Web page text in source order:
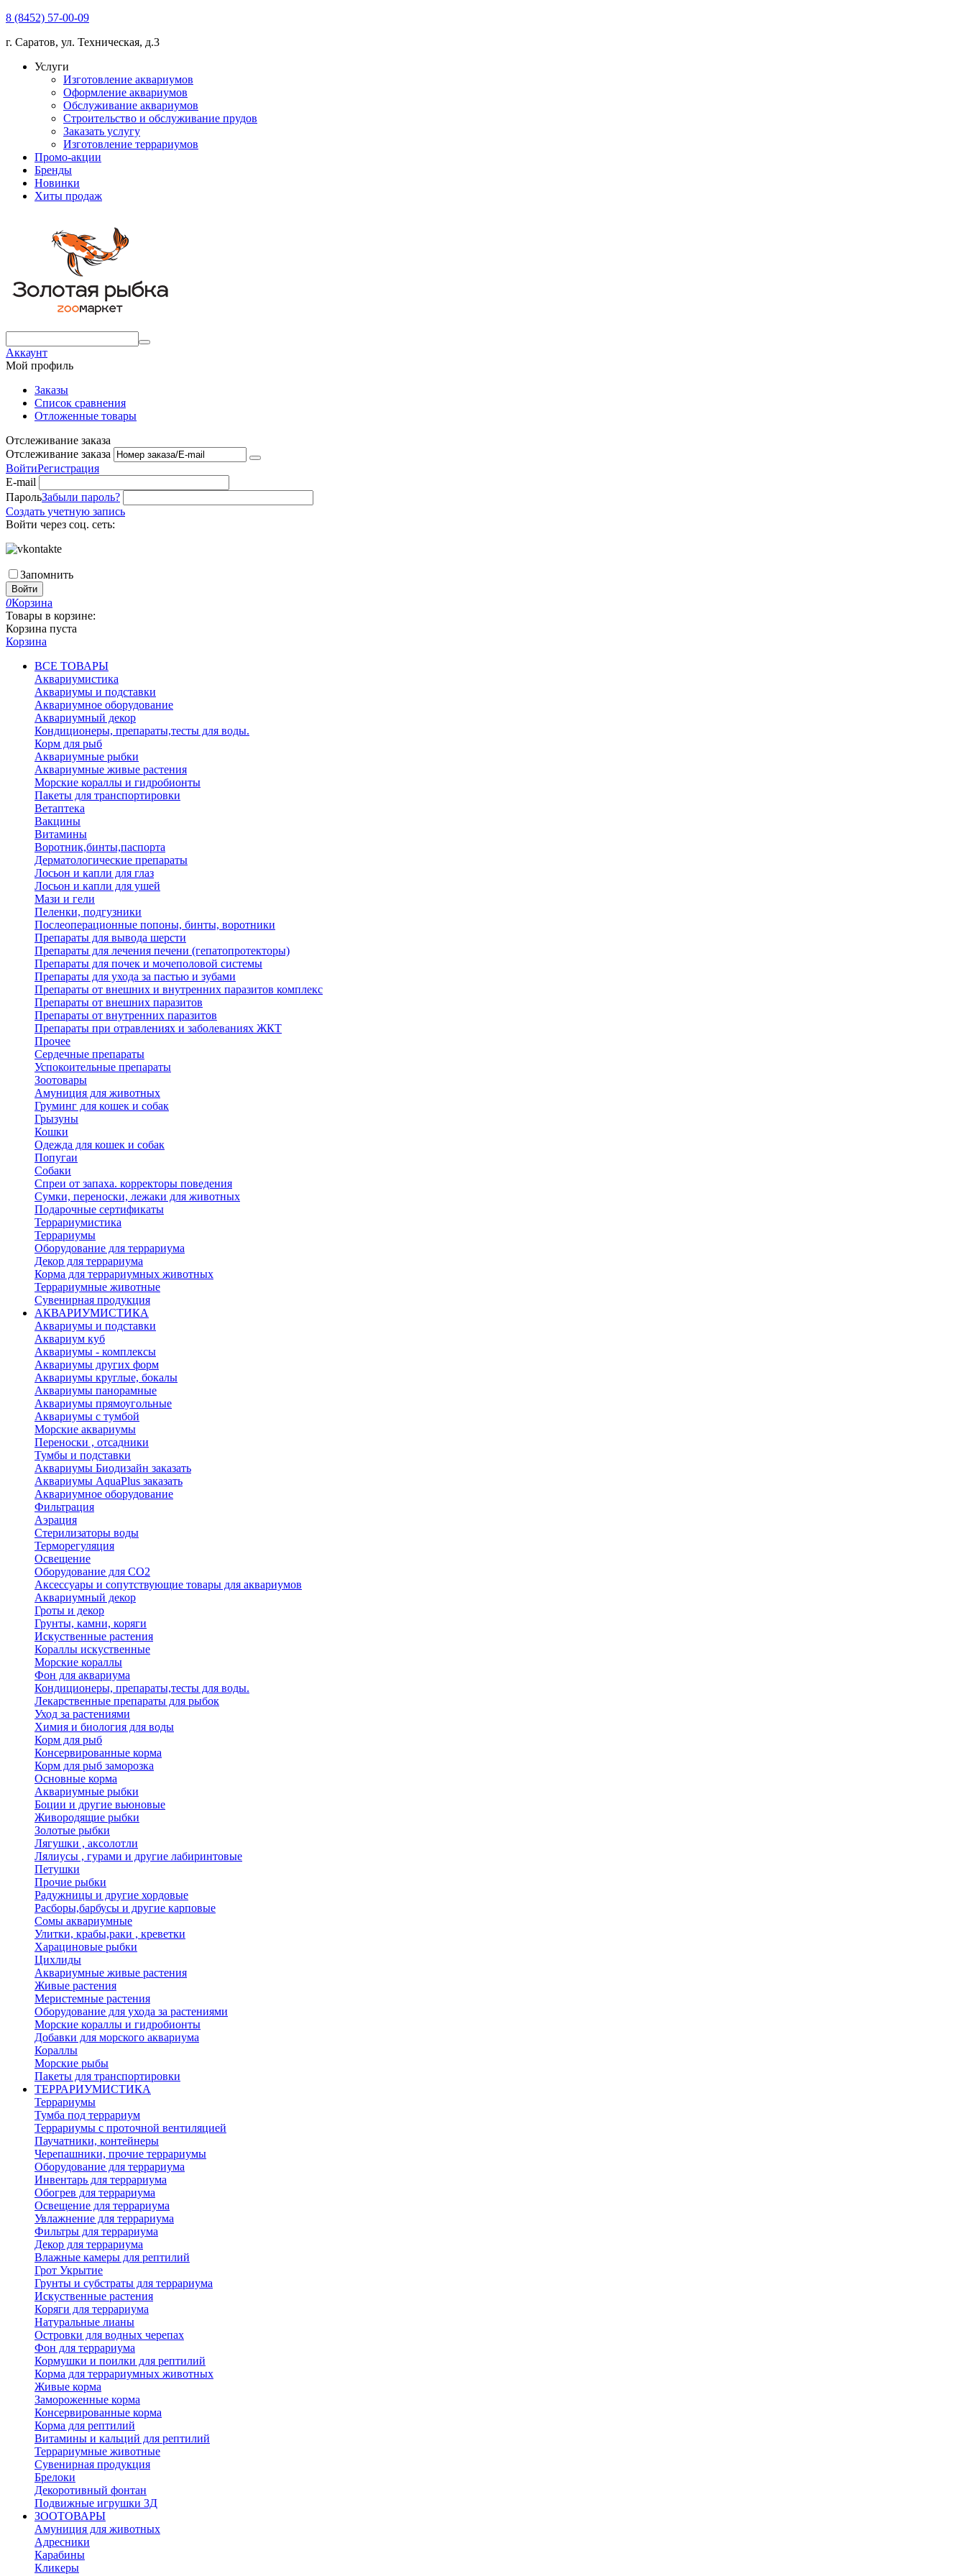
8 (8452) 57-00-09
г. Саратов, ул. Техническая, д.3
Услуги
Изготовление аквариумов
Оформление аквариумов
Обслуживание аквариумов
Строительство и обслуживание прудов
Заказать услугу
Изготовление террариумов
Промо-акции
Бренды
Новинки
Хиты продаж
Аккаунт
Мой профиль
Заказы
Список сравнения
Отложенные товары
Отслеживание заказа
Отслеживание заказа
ВойтиРегистрация
E-mail
ПарольЗабыли пароль?
Создать учетную запись
Войти через соц. сеть:
Запомнить
Войти
0Корзина
Товары в корзине:
Корзина пуста
Корзина
ВСЕ ТОВАРЫ
Аквариумистика
Аквариумы и подставки
Аквариумное оборудование
Аквариумный декор
Кондиционеры, препараты,тесты для воды.
Корм для рыб
Аквариумные рыбки
Аквариумные живые растения
Морские кораллы и гидробионты
Пакеты для транспортировки
Ветаптека
Вакцины
Витамины
Воротник,бинты,паспорта
Дерматологические препараты
Лосьон и капли для глаз
Лосьон и капли для ушей
Мази и гели
Пеленки, подгузники
Послеоперационные попоны, бинты, воротники
Препараты для вывода шерсти
Препараты для лечения печени (гепатопротекторы)
Препараты для почек и мочеполовой системы
Препараты для ухода за пастью и зубами
Препараты от внешних и внутренних паразитов комплекс
Препараты от внешних паразитов
Препараты от внутренних паразитов
Препараты при отравлениях и заболеваниях ЖКТ
Прочее
Сердечные препараты
Успокоительные препараты
Зоотовары
Амуниция для животных
Груминг для кошек и собак
Грызуны
Кошки
Одежда для кошек и собак
Попугаи
Собаки
Спреи от запаха. корректоры поведения
Сумки, переноски, лежаки для животных
Подарочные сертификаты
Террариумистика
Террариумы
Оборудование для террариума
Декор для террариума
Корма для террариумных животных
Террариумные животные
Сувенирная продукция
АКВАРИУМИСТИКА
Аквариумы и подставки
Аквариум куб
Аквариумы - комплексы
Аквариумы других форм
Аквариумы круглые, бокалы
Аквариумы панорамные
Аквариумы прямоугольные
Аквариумы с тумбой
Морские аквариумы
Переноски , отсадники
Тумбы и подставки
Аквариумы Биодизайн заказать
Аквариумы AquaPlus заказать
Аквариумное оборудование
Фильтрация
Аэрация
Стерилизаторы воды
Терморегуляция
Освещение
Оборудование для CO2
Аксессуары и сопутствующие товары для аквариумов
Аквариумный декор
Гроты и декор
Грунты, камни, коряги
Искуственные растения
Кораллы искуственные
Морские кораллы
Фон для аквариума
Кондиционеры, препараты,тесты для воды.
Лекарственные препараты для рыбок
Уход за растениями
Химия и биология для воды
Корм для рыб
Консервированные корма
Корм для рыб заморозка
Основные корма
Аквариумные рыбки
Боции и другие вьюновые
Живородящие рыбки
Золотые рыбки
Лягушки , аксолотли
Лялиусы , гурами и другие лабиринтовые
Петушки
Прочие рыбки
Радужницы и другие хордовые
Расборы,барбусы и другие карповые
Сомы аквариумные
Улитки, крабы,раки , креветки
Харациновые рыбки
Цихлиды
Аквариумные живые растения
Живые растения
Меристемные растения
Оборудование для ухода за растениями
Морские кораллы и гидробионты
Добавки для морского аквариума
Кораллы
Морские рыбы
Пакеты для транспортировки
ТЕРРАРИУМИСТИКА
Террариумы
Тумба под террариум
Террариумы с проточной вентиляцией
Паучатники, контейнеры
Черепашники, прочие террариумы
Оборудование для террариума
Инвентарь для террариума
Обогрев для террариума
Освещение для террариума
Увлажнение для террариума
Фильтры для террариума
Декор для террариума
Влажные камеры для рептилий
Грот Укрытие
Грунты и субстраты для террариума
Искуственные растения
Коряги для террариума
Натуральные лианы
Островки для водных черепах
Фон для террариума
Кормушки и поилки для рептилий
Корма для террариумных животных
Живые корма
Замороженные корма
Консервированные корма
Корма для рептилий
Витамины и кальций для рептилий
Террариумные животные
Сувенирная продукция
Брелоки
Декоротивный фонтан
Подвижные игрушки 3Д
ЗООТОВАРЫ
Амуниция для животных
Адресники
Карабины
Кликеры